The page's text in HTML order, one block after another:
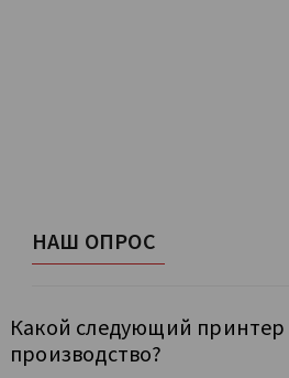
НАШ ОПРОС
Какой следующий принтер
производство?